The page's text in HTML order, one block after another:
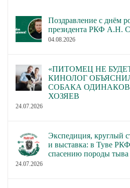
Поздравление с днём
президента РКФ А.Н.
04.08.2026
«ПИТОМЕЦ НЕ
КИНОЛОГ
СОБАКА
ХОЗЯЕВ
24.07.2026
Экспедиция, круглый
и выставка: в Туве
спасению породы
24.07.2026